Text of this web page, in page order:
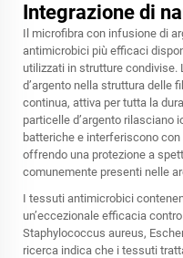
Integrazione di
Il microfibra con infusione di
antimicrobici più efficaci
utilizzati in strutture condivise.
d’argento nella struttura delle
continua, attiva per tutta la
particelle d’argento rilasciano
batteriche e interferiscono
offrendo una protezione a
comunemente presenti nelle
I tessuti antimicrobici
un’eccezionale efficacia
Staphylococcus aureus,
ricerca indica che i tessuti